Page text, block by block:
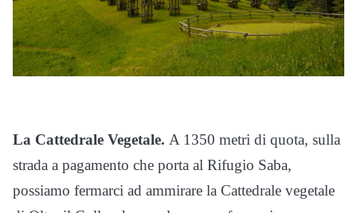
La Cattedrale Vegetale. A 1350 metri di quota, sulla
strada a pagamento che porta al Rifugio Saba,
possiamo fermarci ad ammirare la Cattedrale vegetale